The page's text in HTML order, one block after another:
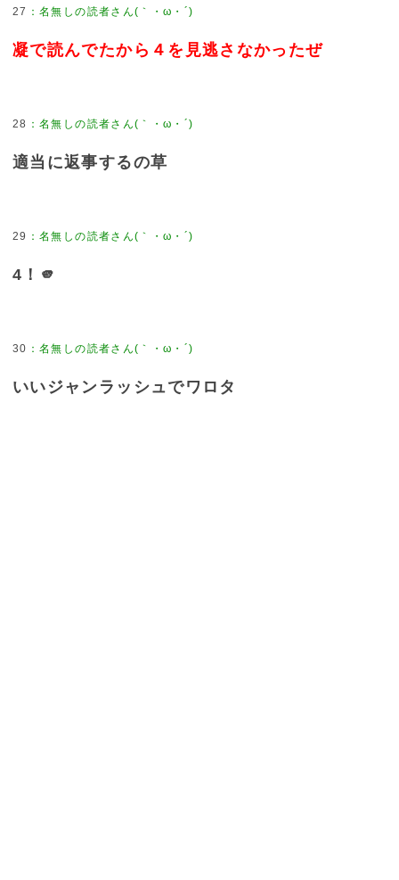
27 ：名無しの読者さん(｀・ω・´)
凝で読んでたから４を見逃さなかったぜ
28 ：名無しの読者さん(｀・ω・´)
適当に返事するの草
29 ：名無しの読者さん(｀・ω・´)
4！🫵︎
30 ：名無しの読者さん(｀・ω・´)
いいジャンラッシュでワロタ